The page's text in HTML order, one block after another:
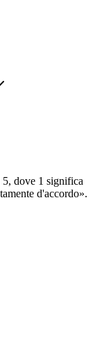
5, dove 1 significa
d'accordo».